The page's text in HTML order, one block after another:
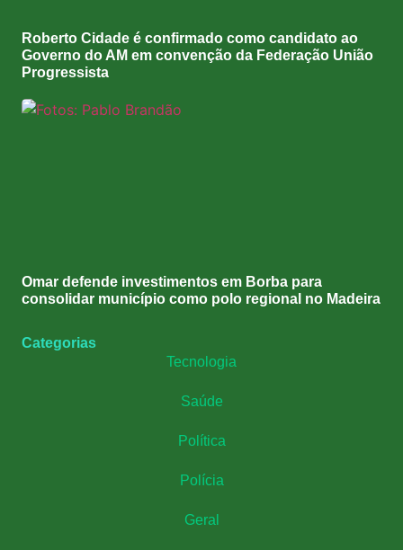
Roberto Cidade é confirmado como candidato ao
Governo do AM em convenção da Federação União
Progressista
Omar defende investimentos em Borba para
consolidar município como polo regional no Madeira
Categorias
Tecnologia
Saúde
Política
Polícia
Geral